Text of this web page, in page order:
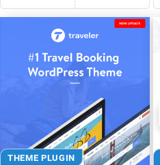
THEME PLUGIN